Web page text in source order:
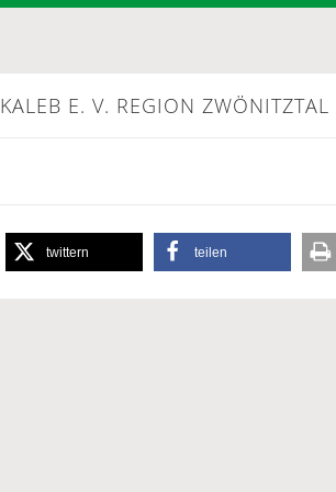
KALEB E. V. REGION ZWÖNITZTAL
twittern teilen